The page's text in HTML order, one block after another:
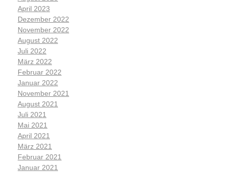
April 2023
Dezember 2022
November 2022
August 2022
Juli 2022
März 2022
Februar 2022
Januar 2022
November 2021
August 2021
Juli 2021
Mai 2021
April 2021
März 2021
Februar 2021
Januar 2021